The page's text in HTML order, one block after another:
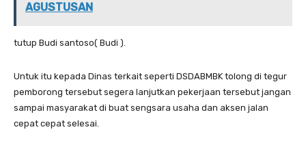
AGUSTUSAN
‎tutup Budi santoso( Budi ).
Untuk itu kepada Dinas terkait seperti DSDABMBK tolong di tegur
pemborong tersebut segera lanjutkan pekerjaan tersebut jangan
sampai masyarakat di buat sengsara usaha dan aksen jalan
cepat cepat selesai.